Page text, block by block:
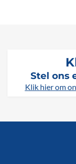
Stel ons
Klik hier om